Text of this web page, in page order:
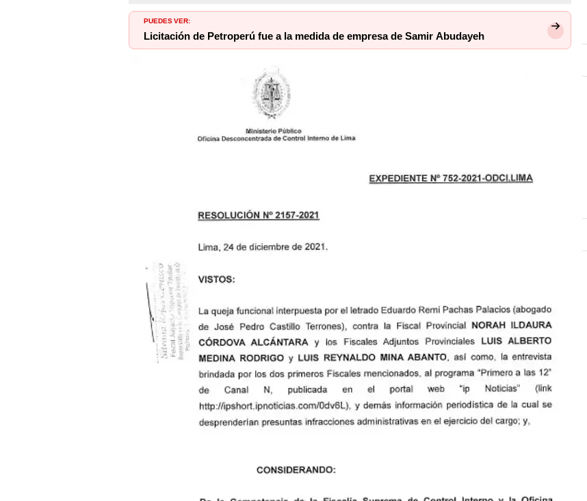
PUEDES VER:
Licitación de Petroperú fue a la medida de empresa de Samir Abudayeh